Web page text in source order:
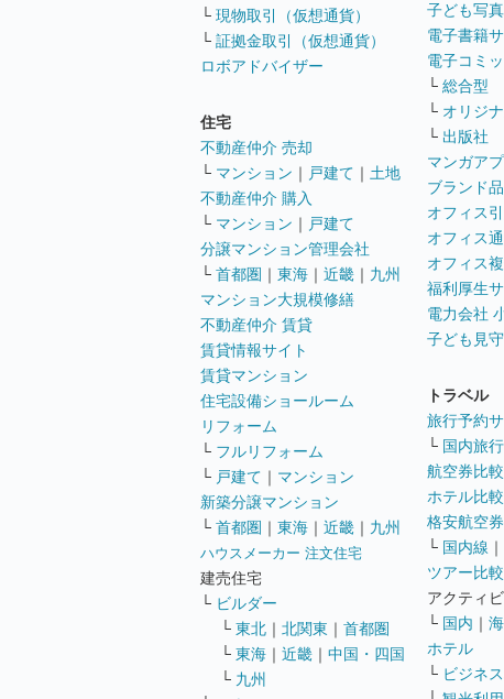
└ 現物取引（仮想通貨）
└ 証拠金取引（仮想通貨）
ロボアドバイザー
住宅
不動産仲介 売却
└ マンション ｜ 戸建て ｜ 土地
不動産仲介 購入
└ マンション ｜ 戸建て
分譲マンション管理会社
└ 首都圏 ｜ 東海 ｜ 近畿 ｜ 九州
マンション大規模修繕
不動産仲介 賃貸
賃貸情報サイト
賃貸マンション
住宅設備ショールーム
リフォーム
└ フルリフォーム
└ 戸建て ｜ マンション
新築分譲マンション
└ 首都圏 ｜ 東海 ｜ 近畿 ｜ 九州
ハウスメーカー 注文住宅
建売住宅
└ ビルダー
└ 東北 ｜ 北関東 ｜ 首都圏
└ 東海 ｜ 近畿 ｜ 中国・四国
└ 九州
子ども写
電子書籍
電子コミ
└ 総合型
└ オリジ
└ 出版社
マンガア
ブランド
オフィス
オフィス
オフィス
福利厚生
電力会社
子ども見
トラベル
旅行予約
└ 国内旅行
航空券比
ホテル比
格安航空
└ 国内線 ｜
ツアー比
アクティ
└ 国内 ｜
ホテル
└ ビジネ